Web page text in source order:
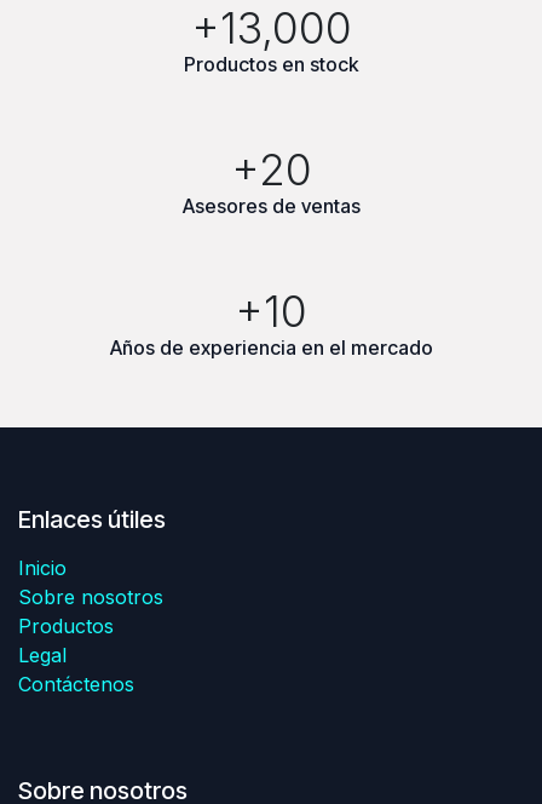
+13,000
Productos en stock
+20
Asesores de ventas
+10
Años de experiencia en el mercado
Enlaces útiles
Inicio
Sobre nosotros
Productos
Legal
Contáctenos
Sobre nosotros